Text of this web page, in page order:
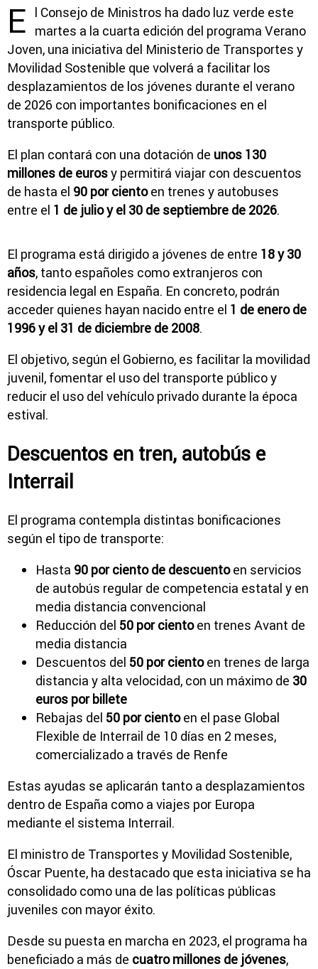
E
l Consejo de Ministros ha dado luz verde este
martes a la cuarta edición del programa Verano
Joven, una iniciativa del Ministerio de Transportes y
Movilidad Sostenible que volverá a facilitar los
desplazamientos de los jóvenes durante el verano
de 2026 con importantes bonificaciones en el
transporte público.
El plan contará con una dotación de unos 130
millones de eurosy permitirá viajar con descuentos
de hasta el 90 por cientoen trenes y autobuses
entre el 1 de julio y el 30 de septiembre de 2026.
El programa está dirigido a jóvenes de entre 18 y 30
años, tanto españoles como extranjeros con
residencia legal en España. En concreto, podrán
acceder quienes hayan nacido entre el 1 de enero de
1996 y el 31 de diciembre de 2008.
El objetivo, según el Gobierno, es facilitar la movilidad
juvenil, fomentar el uso del transporte público y
reducir el uso del vehículo privado durante la época
estival.
Descuentos en tren, autobús e
Interrail
El programa contempla distintas bonificaciones
según el tipo de transporte:
Hasta 90 por ciento de descuentoen servicios
de autobús regular de competencia estatal y en
media distancia convencional
Reducción del 50 por cientoen trenes Avant de
media distancia
Descuentos del 50 por cientoen trenes de larga
distancia y alta velocidad, con un máximo de 30
euros por billete
Rebajas del 50 por cientoen el pase Global
Flexible de Interrail de 10 días en 2 meses,
comercializado a través de Renfe
Estas ayudas se aplicarán tanto a desplazamientos
dentro de España como a viajes por Europa
mediante el sistema Interrail.
El ministro de Transportes y Movilidad Sostenible,
Óscar Puente, ha destacado que esta iniciativa se ha
consolidado como una de las políticas públicas
juveniles con mayor éxito.
Desde su puesta en marcha en 2023, el programa ha
beneficiado a más de cuatro millones de jóvenes,